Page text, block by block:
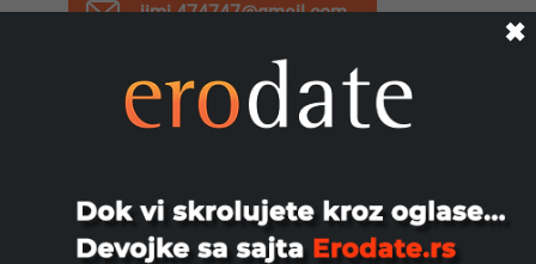
jimi.474747@gmail.com
✖